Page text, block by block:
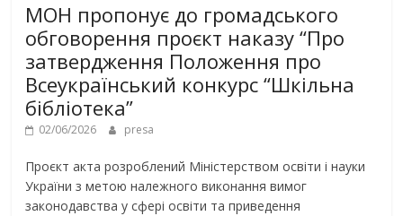
МОН пропонує до громадського
обговорення проєкт наказу “Про
затвердження Положення про
Всеукраїнський конкурс “Шкільна
бібліотека”
02/06/2026 presa
Проєкт акта розроблений Міністерством освіти і науки
України з метою належного виконання вимог
законодавства у сфері освіти та приведення